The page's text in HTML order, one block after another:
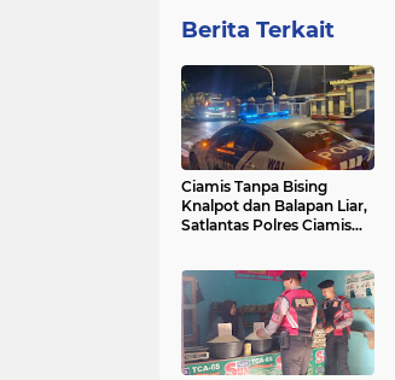
Berita Terkait
Ciamis Tanpa Bising
Knalpot dan Balapan Liar,
Satlantas Polres Ciamis